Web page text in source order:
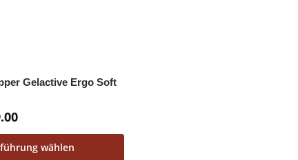
Gelactive Ergo Soft
wählen